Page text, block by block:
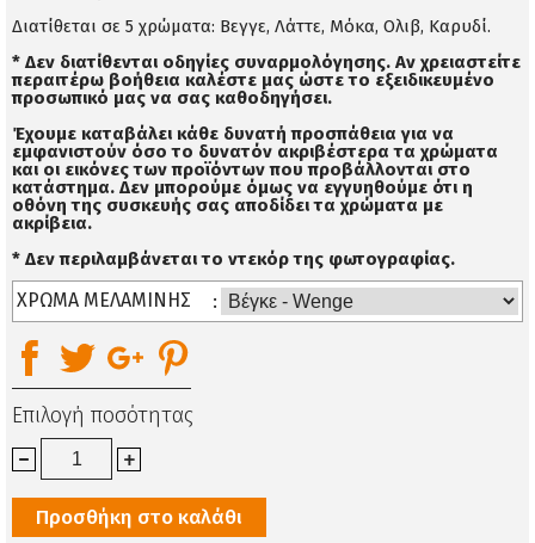
Διατίθεται σε 5 χρώματα: Βεγγε, Λάττε, Μόκα, Ολιβ, Καρυδί.
* Δεν διατίθενται οδηγίες συναρμολόγησης. Αν χρειαστείτε
περαιτέρω βοήθεια καλέστε μας ώστε το εξειδικευμένο
προσωπικό μας να σας καθοδηγήσει.
Έχουμε καταβάλει κάθε δυνατή προσπάθεια για να
εμφανιστούν όσο το δυνατόν ακριβέστερα τα χρώματα
και οι εικόνες των προϊόντων που προβάλλονται στο
κατάστημα. Δεν μπορούμε όμως να εγγυηθούμε ότι η
οθόνη της συσκευής σας αποδίδει τα χρώματα με
ακρίβεια.
* Δεν περιλαμβάνεται το ντεκόρ της φωτογραφίας.
ΧΡΩΜΑ ΜΕΛΑΜΙΝΗΣ
Επιλογή ποσότητας
Προσθήκη στο καλάθι